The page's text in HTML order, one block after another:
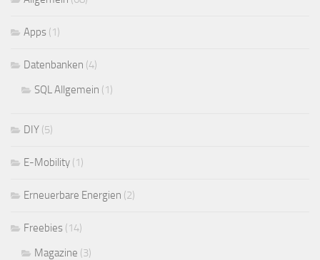
Apps (1)
Datenbanken (4)
SQL Allgemein (1)
DIY (5)
E-Mobility (1)
Erneuerbare Energien (2)
Freebies (14)
Magazine (3)